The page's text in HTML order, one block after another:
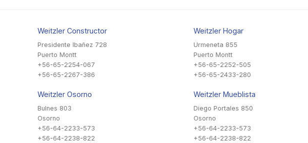
Weitzler Constructor
Presidente Ibañez 728
Puerto Montt
+56-65-2254-067
+56-65-2267-386
Weitzler Osorno
Bulnes 803
Osorno
+56-64-2233-573
+56-64-2238-822
Weitzler Hogar
Urmeneta 855
Puerto Montt
+56-65-2252-505
+56-65-2433-280
Weitzler Mueblista
Diego Portales 850
Osorno
+56-64-2233-573
+56-64-2238-822